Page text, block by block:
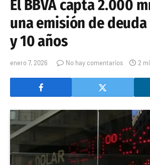
El BBVA capta 2.000
una emisión de deuda
y 10 años
enero 7, 2026 No hay comentarios 2